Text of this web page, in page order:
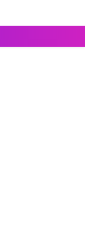
2 2026 dengan